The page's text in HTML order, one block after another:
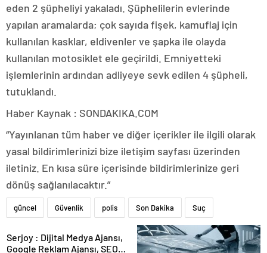
eden 2 şüpheliyi yakaladı. Şüphelilerin evlerinde
yapılan aramalarda; çok sayıda fişek, kamuflaj için
kullanılan kasklar, eldivenler ve şapka ile olayda
kullanılan motosiklet ele geçirildi. Emniyetteki
işlemlerinin ardından adliyeye sevk edilen 4 şüpheli,
tutuklandı.
Haber Kaynak : SONDAKIKA.COM
“Yayınlanan tüm haber ve diğer içerikler ile ilgili olarak
yasal bildirimlerinizi bize iletişim sayfası üzerinden
iletiniz. En kısa süre içerisinde bildirimlerinize geri
dönüş sağlanılacaktır.”
güncel Güvenlik polis Son Dakika Suç
Serjoy : Dijital Medya Ajansı,
Google Reklam Ajansı, SEO